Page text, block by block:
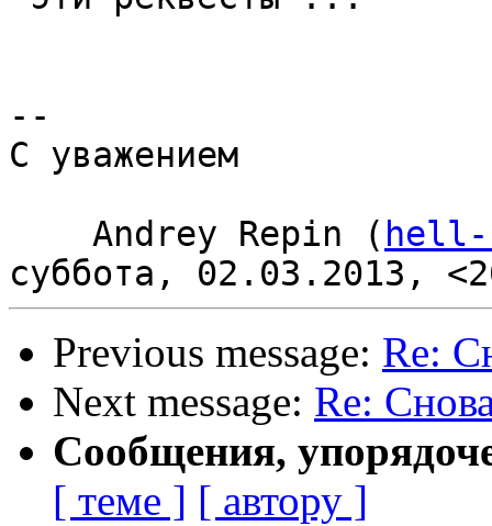
--
С уважением
    Andrey Repin (
hell-
Previous message: Re:
Next message: Re:
Сообщения,
[ теме ] [ автору ]